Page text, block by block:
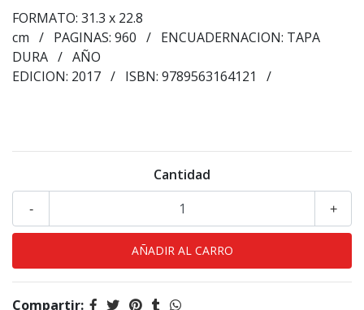
FORMATO: 31.3 x 22.8
cm / PAGINAS: 960 / ENCUADERNACION: TAPA
DURA / AÑO
EDICION: 2017 / ISBN: 9789563164121 /
Cantidad
+
-
Compartir: